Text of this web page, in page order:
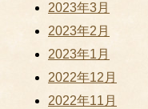
2023年3月
2023年2月
2023年1月
2022年12月
2022年11月